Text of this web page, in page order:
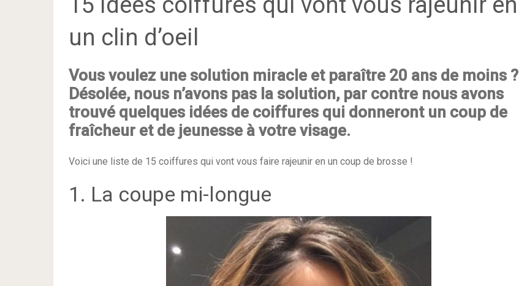
un clin d’oeil
Vous voulez une solution miracle et paraître 20 ans de moins ?
Désolée, nous n’avons pas la solution, par contre nous avons
trouvé quelques idées de coiffures qui donneront un coup de
fraîcheur et de jeunesse à votre visage.
Voici une liste de 15 coiffures qui vont vous faire rajeunir en un coup de brosse !
1. La coupe mi-longue